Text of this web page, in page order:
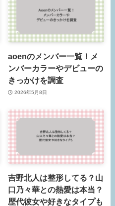
aoenのメンバー一覧！メ
ンバーカラーやデビューの
きっかけを調査
2026年5月8日
吉野北人は整形してる？山
口乃々華との熱愛は本当？
歴代彼女や好きなタイプも